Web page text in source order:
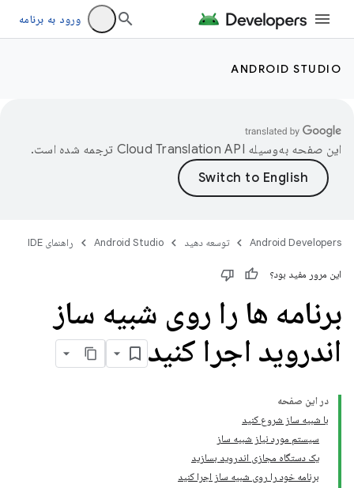
ورود به برنامه
ANDROID STUDIO
این صفحه به‌وسیله ترجمه شده است.
Android Developers توسعه دهید Android Studio راهنمای IDE
این مرور مفید بود؟
برنامه ها را روی شبیه ساز
اندروید اجرا کنید
در این صفحه
با شبیه ساز شروع کنید
سیستم مورد نیاز شبیه ساز
یک دستگاه مجازی اندروید بسازید
برنامه خود را روی شبیه ساز اجرا کنید